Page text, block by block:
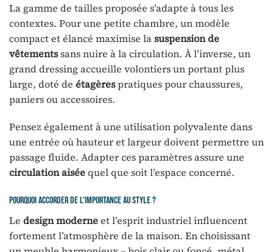
La gamme de tailles proposée s’adapte à tous les
contextes. Pour une petite chambre, un modèle
compact et élancé maximise lasuspension de
vêtementssans nuire à la circulation. À l’inverse, un
grand dressing accueille volontiers un portant plus
large, doté de étagèrespratiques pour chaussures,
paniers ou accessoires.
Pensez également à une utilisation polyvalente dans
une entrée où hauteur et largeur doivent permettre un
passage fluide. Adapter ces paramètres assure une
circulation aiséequel que soit l’espace concerné.
Pourquoi accorder de l’importance au style ?
Le design moderneet l’esprit industriel influencent
fortement l’atmosphère de la maison. En choisissant